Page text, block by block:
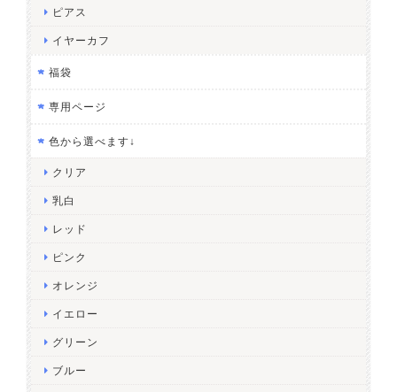
ピアス
イヤーカフ
福袋
専用ページ
色から選べます↓
クリア
乳白
レッド
ピンク
オレンジ
イエロー
グリーン
ブルー